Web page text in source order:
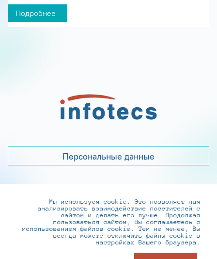
Подробнее
Персональные данные
+7 (495) 737-6192, 8-800-250-0-260
practice@infotecs.ru,hr@infotecs.ru
127273, г. Москва, Отрадная ул., 2Б строение 1
Мы используем cookie. Это позволяет нам
анализировать взаимодействие посетителей с
сайтом и делать его лучше. Продолжая
пользоваться сайтом, Вы соглашаетесь с
использованием файлов cookie. Тем не менее, Вы
всегда можете отключить файлы cookie в
настройках Вашего браузера.